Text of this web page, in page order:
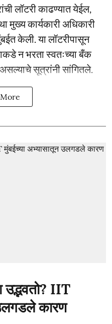
लॉटरी काढण्यात येईल,
मुख्य कार्यकारी अधिकारी
केली. या लॉटरीपासून
न भरता स्वतःच्या बँक
सूत्रांनी सांगितले.
उद्भवतो? IIT
कारण